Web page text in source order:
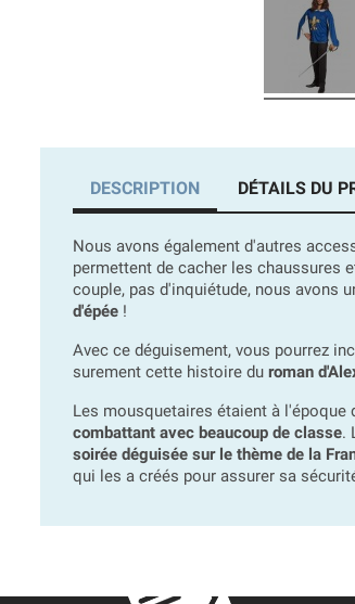
DESCRIPTION DÉTAILS DU
Nous avons également d'autres
permettent de cacher les chaussures
couple, pas d'inquiétude, nous avons
d'épée !
Avec ce déguisement, vous pourrez
surement cette histoire du roman
Les mousquetaires étaient à
combattant avec beaucoup de classe.
soirée déguisée sur le thème de la
qui les a créés pour assurer sa